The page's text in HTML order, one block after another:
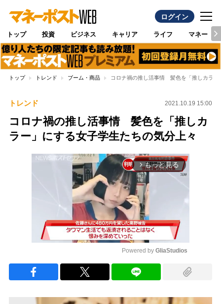
ログイン
トップ 投資 ビジネス キャリア ライフ マネー
トップ トレンド ブーム・商品 コロナ禍の推し活事情 髪色を「推しカラー
トレンド 2021.10.19 15:00
コロナ禍の推し活事情 髪色を「推しカ
ラー」にする女子学生たちの気分上々
arrow_forward_ios もっと見る
Powered by GliaStudios